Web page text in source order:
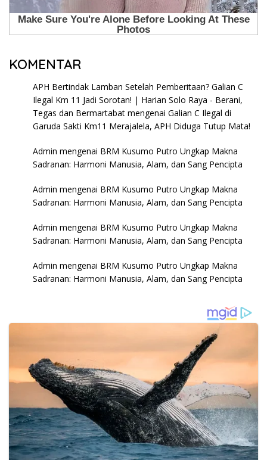
KOMENTAR
APH Bertindak Lamban Setelah Pemberitaan? Galian C
Ilegal Km 11 Jadi Sorotan! | Harian Solo Raya - Berani,
Tegas dan Bermartabat mengenai Galian C Ilegal di
Garuda Sakti Km11 Merajalela, APH Diduga Tutup Mata!
Admin mengenai BRM Kusumo Putro Ungkap Makna
Sadranan: Harmoni Manusia, Alam, dan Sang Pencipta
Admin mengenai BRM Kusumo Putro Ungkap Makna
Sadranan: Harmoni Manusia, Alam, dan Sang Pencipta
Admin mengenai BRM Kusumo Putro Ungkap Makna
Sadranan: Harmoni Manusia, Alam, dan Sang Pencipta
Admin mengenai BRM Kusumo Putro Ungkap Makna
Sadranan: Harmoni Manusia, Alam, dan Sang Pencipta